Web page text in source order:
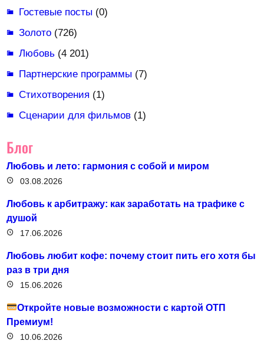
Гостевые посты (0)
Золото(726)
Любовь(4 201)
Партнерские программы (7)
Стихотворения (1)
Сценарии для фильмов(1)
Блог
Любовь и лето: гармония с собой и миром
03.08.2026
Любовь к арбитражу: как заработать на трафике с
душой
17.06.2026
Любовь любит кофе: почему стоит пить его хотя бы
раз в три дня
15.06.2026
Откройте новые возможности с картой ОТП
Премиум!
10.06.2026